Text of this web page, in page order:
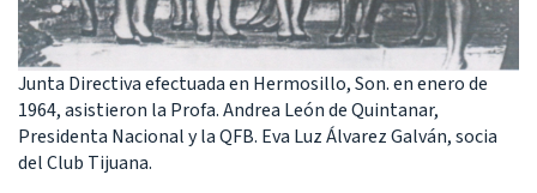
Junta Directiva efectuada en Hermosillo, Son. en enero de
1964, asistieron la Profa. Andrea León de Quintanar,
Presidenta Nacional y la QFB. Eva Luz Álvarez Galván, socia
del Club Tijuana.